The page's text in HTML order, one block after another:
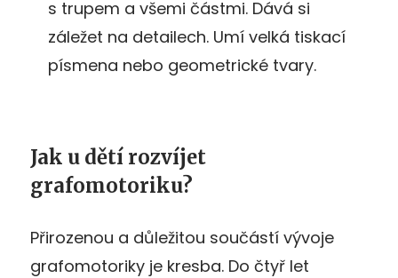
s trupem a všemi částmi. Dává si
záležet na detailech. Umí velká tiskací
písmena nebo geometrické tvary.
Jak u dětí rozvíjet
grafomotoriku?
Přirozenou a důležitou součástí vývoje
grafomotoriky je kresba. Do čtyř let